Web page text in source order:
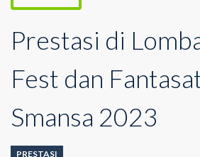
Prestasi di
Fest dan
Smansa 2023
PRESTASI